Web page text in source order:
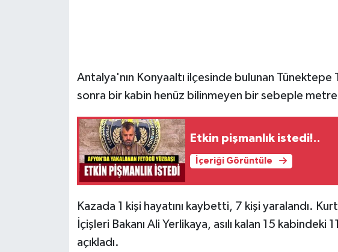
Antalya'nın Konyaaltı ilçesinde bulunan
sonra bir kabin henüz bilinmeyen bir sebeple
Etkin pişmanlık istedi!..
İçeriği Görüntüle
Kazada 1 kişi hayatını kaybetti, 7 kişi yaralandı.
İçişleri Bakanı Ali Yerlikaya, asılı kalan 15 kabindeki
açıkladı.